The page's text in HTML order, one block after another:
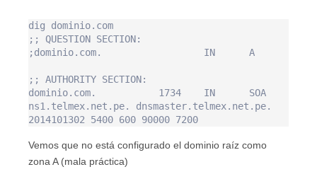
dig dominio.com
;; QUESTION SECTION:
;dominio.com.                  IN      A
;; AUTHORITY SECTION:
dominio.com.           1734    IN      SOA
ns1.telmex.net.pe. dnsmaster.telmex.net.pe.
Vemos que no está configurado el dominio raíz como
zona A (mala práctica)